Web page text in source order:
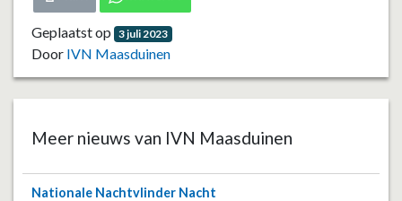
Geplaatst op 3 juli 2023
Door IVN Maasduinen
Meer nieuws van IVN Maasduinen
Nationale Nachtvlinder Nacht